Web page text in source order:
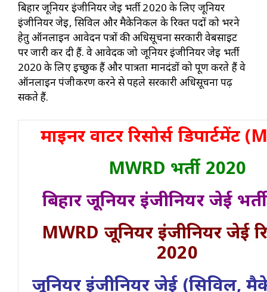
बिहार जूनियर इंजीनियर जेई भर्ती 2020 के लिए जूनियर
इंजीनियर जेई, सिविल और मैकेनिकल के रिक्त पदों को भरने
हेतु ऑनलाइन आवेदन पत्रों की अधिसूचना सरकारी वेबसाइट
पर जारी कर दी हैं. वे आवेदक जो जूनियर इंजीनियर जेई भर्ती
2020 के लिए इच्छुक हैं और पात्रता मानदंडों को पूर्ण करते हैं वे
ऑनलाइन पंजीकरण करने से पहले सरकारी अधिसूचना पढ़
सकते हैं.
माइनर वाटर रिसोर्स डिपार्टमेंट
MWRD भर्ती 2020
बिहार जूनियर इंजीनियर जेई
MWRD जूनियर इंजीनियर जेई
2020
जूनियर इंजीनियर जेई (सिविल,